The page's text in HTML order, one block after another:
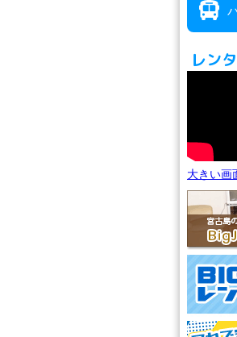
レン
大きい